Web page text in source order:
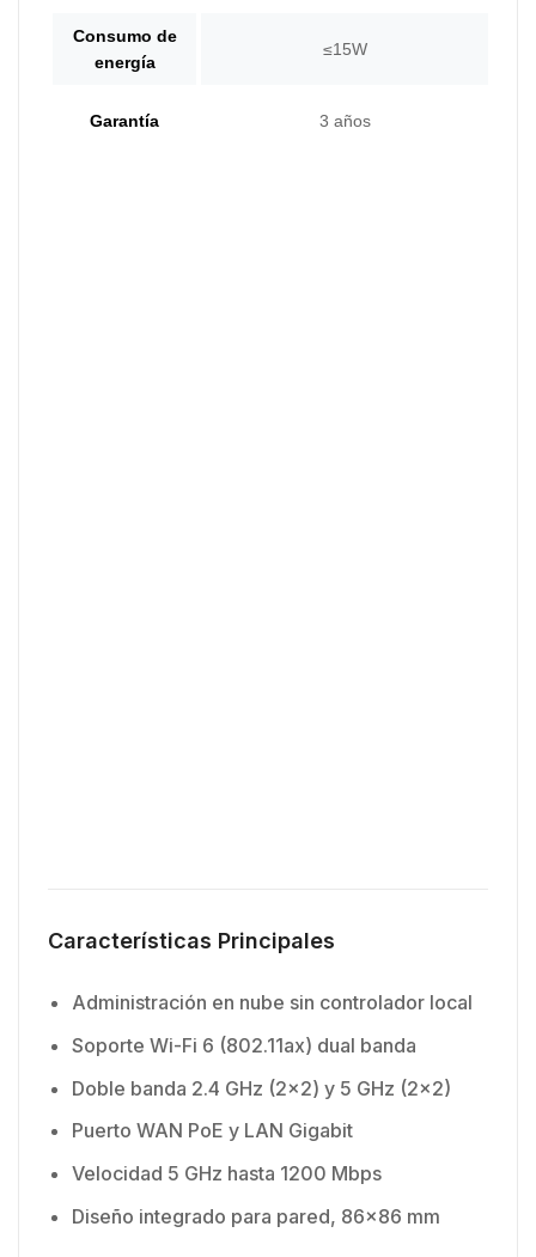
Consumo de
energía
≤15W
Garantía 3 años
Características Principales
Administración en nube sin controlador local
Soporte Wi-Fi 6 (802.11ax) dual banda
Doble banda 2.4 GHz (2×2) y 5 GHz (2×2)
Puerto WAN PoE y LAN Gigabit
Velocidad 5 GHz hasta 1200 Mbps
Diseño integrado para pared, 86×86 mm